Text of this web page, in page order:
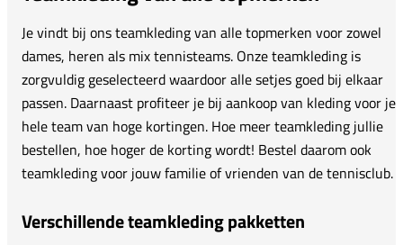
Je vindt bij ons teamkleding van alle topmerken voor zowel
dames, heren als mix tennisteams. Onze teamkleding is
zorgvuldig geselecteerd waardoor alle setjes goed bij elkaar
passen. Daarnaast profiteer je bij aankoop van kleding voor je
hele team van hoge kortingen. Hoe meer teamkleding jullie
bestellen, hoe hoger de korting wordt! Bestel daarom ook
teamkleding voor jouw familie of vrienden van de tennisclub.
Verschillende teamkleding pakketten